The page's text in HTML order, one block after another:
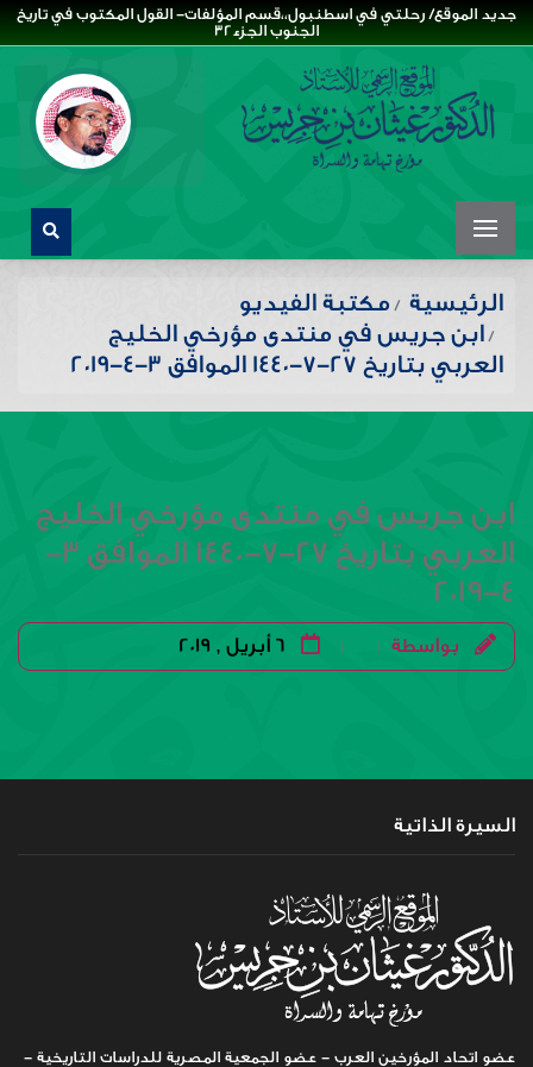
جديد الموقع/ رحلتي في اسطنبول،،قسم المؤلفات- القول المكتوب في تاريخ
الجنوب الجزء32
الرئيسية
مكتبة الفيديو
ابن جريس في منتدى مؤرخي الخليج
العربي بتاريخ 27-7-1440 الموافق 3-4-2019
ابن جريس في منتدى مؤرخي الخليج
العربي بتاريخ 27-7-1440 الموافق 3-
4-2019
بواسطة |
| 6 أبريل , 2019
السيرة الذاتية
عضو اتحاد المؤرخين العرب - عضو الجمعية المصرية للدراسات التاريخية -